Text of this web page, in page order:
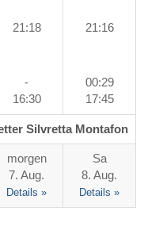
21:18 21:16
-
16:30
00:29
17:45
Silvretta Montafon
morgen
7. Aug.
Details »
Sa
8. Aug.
Details »